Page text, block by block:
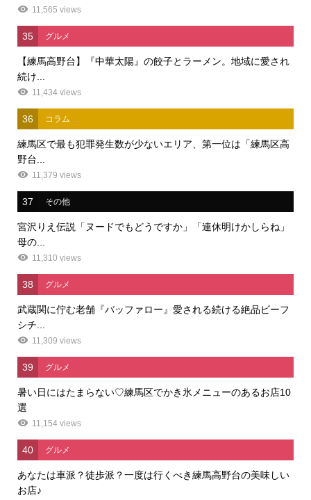
11,565 views
35 グルメ
【練馬高野台】『中華太陽』の餃子とラーメン。地域に愛され
続け...
11,434 views
36 コラム
練馬区で最も犯罪発生数が少ないエリア、第一位は「練馬区高
野台...
11,379 views
37 その他
宮沢りえ伝説「ヌードでもどうですか」「連休明けかしらね」
母の...
11,310 views
38 グルメ
武蔵関に佇む老舗『バッファロー』愛される続ける絶品ビーフ
シチ...
11,309 views
39 グルメ
暑い日にはたまらない♡練馬区でかき氷メニューのあるお店10
選
11,154 views
40 グルメ
あなたは車派？徒歩派？一度は行くべき練馬高野台の美味しい
お店♪